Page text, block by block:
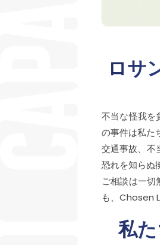
ロサ
不当な怪我を
の事件は私た
交通事故、不
恐れを知らぬ
ご相談は一
も、Chosen
私